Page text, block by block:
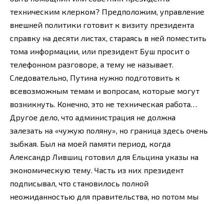
техническим клерком? Предположим, управление
внешней политики готовит к визиту президента
справку на десяти листах, стараясь в ней поместить
тома информации, или президент Буш просит о
телефонном разговоре, а тему не называет.
Следовательно, Путина нужно подготовить к
всевозможным темам и вопросам, которые могут
возникнуть. Конечно, это не техническая работа…
Другое дело, что администрация не должна
залезать на «чужую поляну», но граница здесь очень
зыбкая. Был на моей памяти период, когда
Александр Лившиц готовил для Ельцина указы на
экономическую тему. Часть из них президент
подписывал, что становилось полной
неожиданностью для правительства, но потом мы